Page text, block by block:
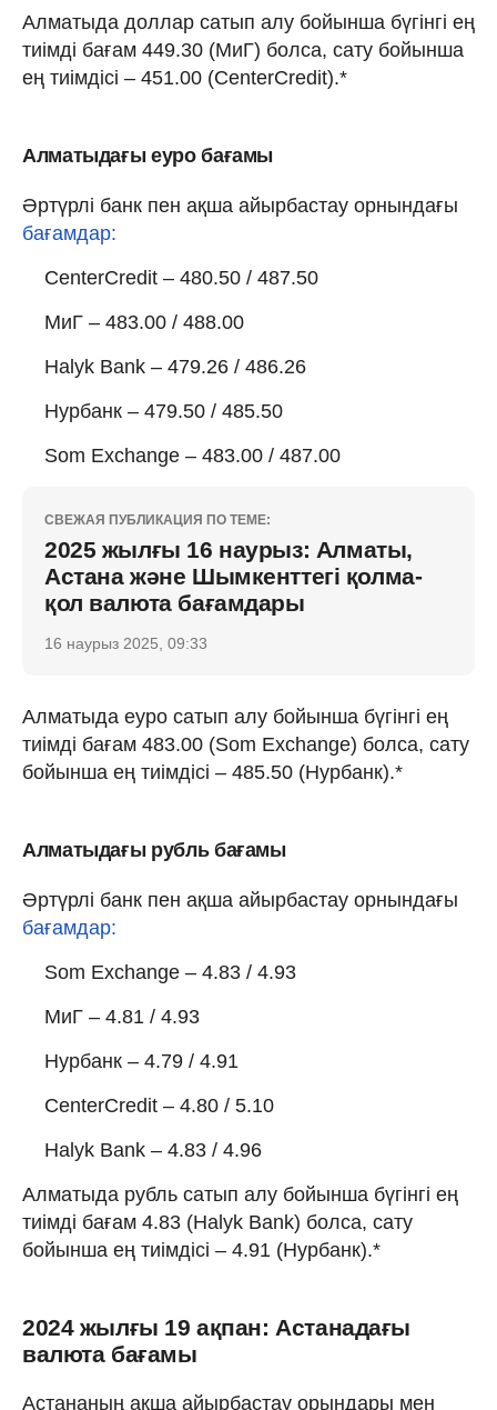
Алматыда доллар сатып алу бойынша бүгінгі ең
тиімді бағам 449.30 (МиГ) болса, сату бойынша
ең тиімдісі – 451.00 (CenterCredit).*
Алматыдағы еуро бағамы
Әртүрлі банк пен ақша айырбастау орнындағы
бағамдар:
CenterCredit – 480.50 / 487.50
МиГ – 483.00 / 488.00
Halyk Bank – 479.26 / 486.26
Нурбанк – 479.50 / 485.50
Som Exchange – 483.00 / 487.00
СВЕЖАЯ ПУБЛИКАЦИЯ ПО ТЕМЕ:
2025 жылғы 16 наурыз: Алматы,
Астана және Шымкенттегі қолма-
қол валюта бағамдары
16 наурыз 2025, 09:33
Алматыда еуро сатып алу бойынша бүгінгі ең
тиімді бағам 483.00 (Som Exchange) болса, сату
бойынша ең тиімдісі – 485.50 (Нурбанк).*
Алматыдағы рубль бағамы
Әртүрлі банк пен ақша айырбастау орнындағы
бағамдар:
Som Exchange – 4.83 / 4.93
МиГ – 4.81 / 4.93
Нурбанк – 4.79 / 4.91
CenterCredit – 4.80 / 5.10
Halyk Bank – 4.83 / 4.96
Алматыда рубль сатып алу бойынша бүгінгі ең
тиімді бағам 4.83 (Halyk Bank) болса, сату
бойынша ең тиімдісі – 4.91 (Нурбанк).*
2024 жылғы 19 ақпан: Астанадағы
валюта бағамы
Астананың ақша айырбастау орындары мен